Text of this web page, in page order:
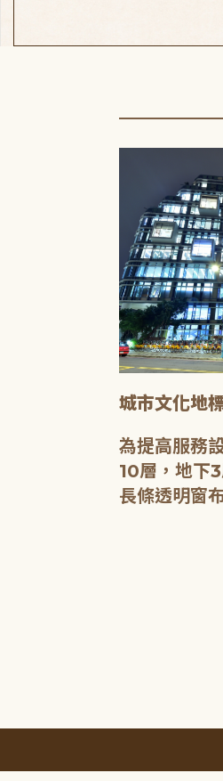
城市文化地
為提高服務
10層，地下
長條透明窗